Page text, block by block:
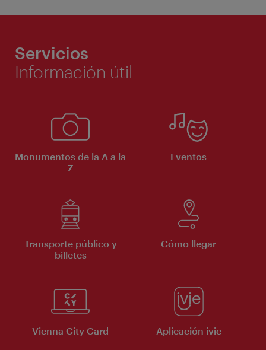
Servicios
Información útil
Monumentos de la A a la
Z
Eventos
Transporte público y
billetes
Cómo llegar
Vienna City Card Aplicación ivie